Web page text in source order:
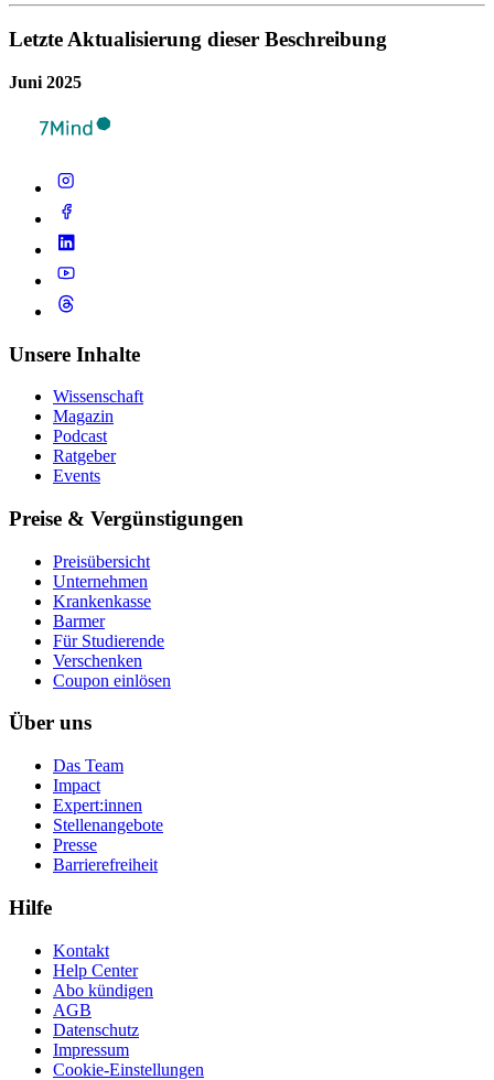
Letzte Aktualisierung dieser Beschreibung
Juni 2025
Unsere Inhalte
Wissenschaft
Magazin
Podcast
Ratgeber
Events
Preise & Vergünstigungen
Preisübersicht
Unternehmen
Krankenkasse
Barmer
Für Studierende
Ver­schen­ken
Coupon einlösen
Über uns
Das Team
Impact
Expert:innen
Stellenangebote
Presse
Barrierefreiheit
Hilfe
Kontakt
Help Center
Abo kündigen
AGB
Datenschutz
Impressum
Cookie-Einstellungen